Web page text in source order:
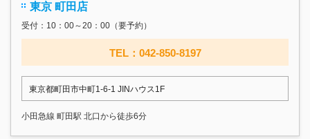
東京 町田店
受付：10：00～20：00（要予約）
TEL：042-850-8197
東京都町田市中町1-6-1 JINハウス1F
小田急線 町田駅 北口から徒歩6分